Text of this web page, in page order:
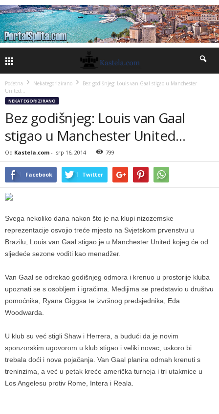
Početna Nekategorizirano
Bez godišnjeg: Louis van Gaal stigao u Manchester
United…
NEKATEGORIZIRANO
Bez godišnjeg: Louis van Gaal
stigao u Manchester United…
Od Kastela.com - srp 16, 2014 799
Facebook Twitter
Svega nekoliko dana nakon što je na klupi nizozemske
reprezentacije osvojio treće mjesto na Svjetskom prvenstvu u
Brazilu, Louis van Gaal stigao je u Manchester United kojeg će od
sljedeće sezone voditi kao menadžer.
Van Gaal se odrekao godišnjeg odmora i krenuo u prostorije kluba
upoznati se s osobljem i igračima. Medijima se predstavio u društvu
pomoćnika, Ryana Giggsa te izvršnog predsjednika, Eda
Woodwarda.
U klub su već stigli Shaw i Herrera, a budući da je novim
sponzorskim ugovorom u klub stigao i veliki novac, uskoro bi
trebala doći i nova pojačanja. Van Gaal planira odmah krenuti s
treninzima, a već u petak kreće američka turneja i tri utakmice u
Los Angelesu protiv Rome, Intera i Reala.